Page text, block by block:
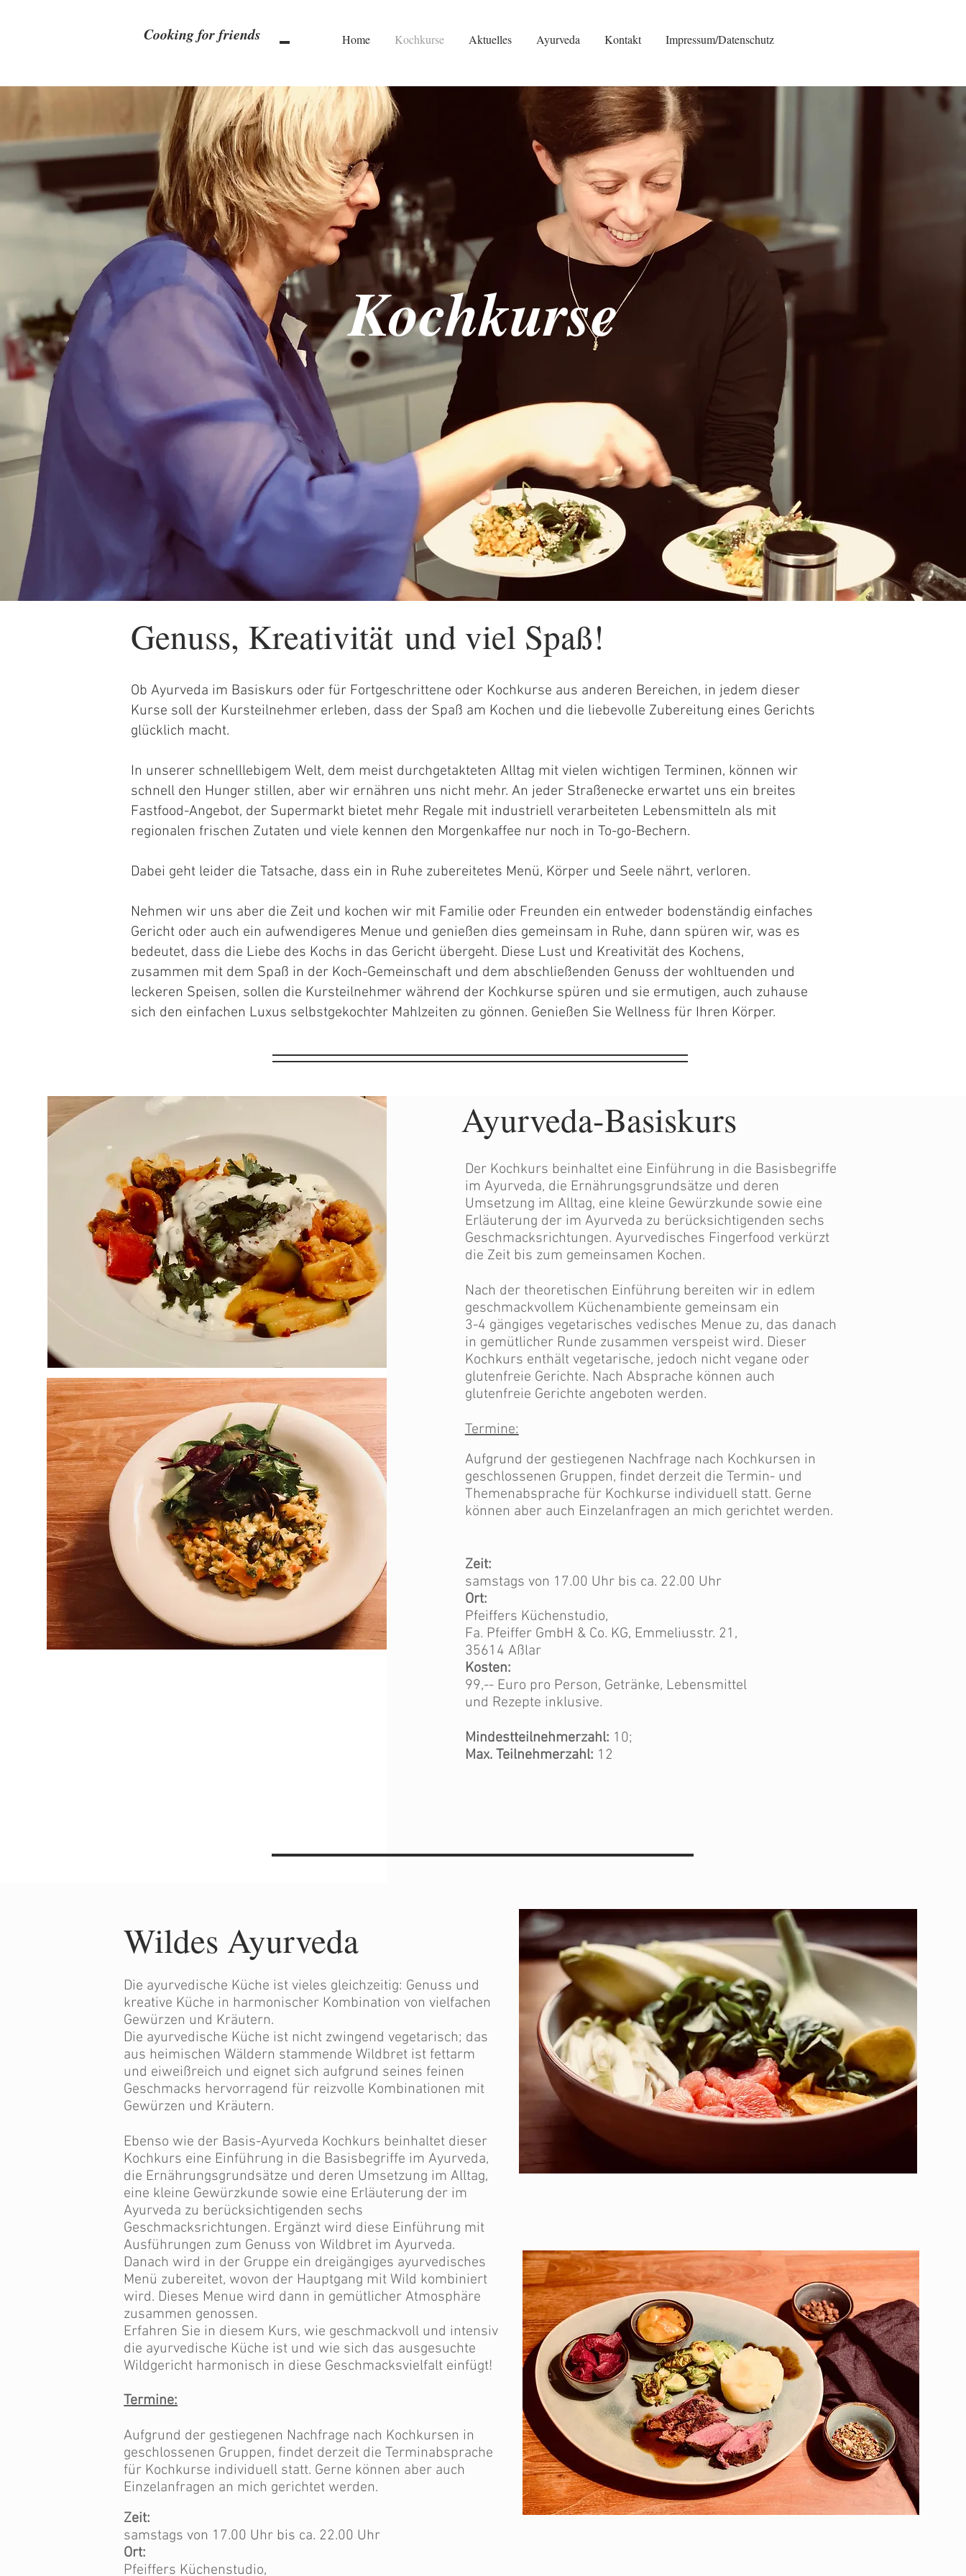
Cooking for friends Home Kochkurse Aktuelles Ayurveda Kontakt Impressum/Datenschutz
Kochkurse
Genuss, Kreativität und viel Spaß!
Ob Ayurveda im Basiskurs oder für Fortgeschrittene oder Kochkurse aus anderen Bereichen, in jedem dieser
Kurse soll der Kursteilnehmer erleben, dass der Spaß am Kochen und die liebevolle Zubereitung eines Gerichts
glücklich macht.
In unserer schnelllebigem Welt, dem meist durchgetakteten Alltag mit vielen wichtigen Terminen, können wir
schnell den Hunger stillen, aber wir ernähren uns nicht mehr. An jeder Straßenecke erwartet uns ein breites
Fastfood-Angebot, der Supermarkt bietet mehr Regale mit industriell verarbeiteten Lebensmitteln als mit
regionalen frischen Zutaten und viele kennen den Morgenkaffee nur noch in To-go-Bechern.
Dabei geht leider die Tatsache, dass ein in Ruhe zubereitetes Menü, Körper und Seele nährt, verloren.
Nehmen wir uns aber die Zeit und kochen wir mit Familie oder Freunden ein entweder bodenständig einfaches
Gericht oder auch ein aufwendigeres Menue und genießen dies gemeinsam in Ruhe, dann spüren wir, was es
bedeutet, dass die Liebe des Kochs in das Gericht übergeht. Diese Lust und Kreativität des Kochens,
zusammen mit dem Spaß in der Koch-Gemeinschaft und dem abschließenden Genuss der wohltuenden und
leckeren Speisen, sollen die Kursteilnehmer während der Kochkurse spüren und sie ermutigen, auch zuhause
sich den einfachen Luxus selbstgekochter Mahlzeiten zu gönnen. Genießen Sie Wellness für Ihren Körper.
Ayurveda-Basiskurs
Der Kochkurs beinhaltet eine Einführung in die Basisbegriffe
im Ayurveda, die Ernährungsgrundsätze und deren
Umsetzung im Alltag, eine kleine Gewürzkunde sowie eine
Erläuterung der im Ayurveda zu berücksichtigenden sechs
Geschmacksrichtungen. Ayurvedisches Fingerfood verkürzt
die Zeit bis zum gemeinsamen Kochen.
Nach der theoretischen Einführung bereiten wir in edlem
geschmackvollem Küchenambiente gemeinsam ein
3-4 gängiges vegetarisches vedisches Menue zu, das danach
in gemütlicher Runde zusammen verspeist wird. Dieser
Kochkurs enthält vegetarische, jedoch nicht vegane oder
glutenfreie Gerichte. Nach Absprache können auch
glutenfreie Gerichte angeboten werden.
Termine:
Aufgrund der gestiegenen Nachfrage nach Kochkursen in
geschlossenen Gruppen, findet derzeit die Termin- und
Themenabsprache für Kochkurse individuell statt. Gerne
können aber auch Einzelanfragen an mich gerichtet werden.
Zeit:
samstags von 17.00 Uhr bis ca. 22.00 Uhr
Ort:
Pfeiffers Küchenstudio,
Fa. Pfeiffer GmbH & Co. KG, Emmeliusstr. 21,
35614 Aßlar
Kosten:
99,-- Euro pro Person, Getränke, Lebensmittel
und Rezepte inklusive.
Mindestteilnehmerzahl: 10;
Max. Teilnehmerzahl: 12
Wildes Ayurveda
Die ayurvedische Küche ist vieles gleichzeitig: Genuss und
kreative Küche in harmonischer Kombination von vielfachen
Gewürzen und Kräutern.
Die ayurvedische Küche ist nicht zwingend vegetarisch; das
aus heimischen Wäldern stammende Wildbret ist fettarm
und eiweißreich und eignet sich aufgrund seines feinen
Geschmacks hervorragend für reizvolle Kombinationen mit
Gewürzen und Kräutern.
Ebenso wie der Basis-Ayurveda Kochkurs beinhaltet dieser
Kochkurs eine Einführung in die Basisbegriffe im Ayurveda,
die Ernährungsgrundsätze und deren Umsetzung im Alltag,
eine kleine Gewürzkunde sowie eine Erläuterung der im
Ayurveda zu berücksichtigenden sechs
Geschmacksrichtungen. Ergänzt wird diese Einführung mit
Ausführungen zum Genuss von Wildbret im Ayurveda.
Danach wird in der Gruppe ein dreigängiges ayurvedisches
Menü zubereitet, wovon der Hauptgang mit Wild kombiniert
wird. Dieses Menue wird dann in gemütlicher Atmosphäre
zusammen genossen.
Erfahren Sie in diesem Kurs, wie geschmackvoll und intensiv
die ayurvedische Küche ist und wie sich das ausgesuchte
Wildgericht harmonisch in diese Geschmacksvielfalt einfügt!
Termine:
Aufgrund der gestiegenen Nachfrage nach Kochkursen in
geschlossenen Gruppen, findet derzeit die Terminabsprache
für Kochkurse individuell statt. Gerne können aber auch
Einzelanfragen an mich gerichtet werden.
Zeit:
samstags von 17.00 Uhr bis ca. 22.00 Uhr
Ort:
Pfeiffers Küchenstudio,